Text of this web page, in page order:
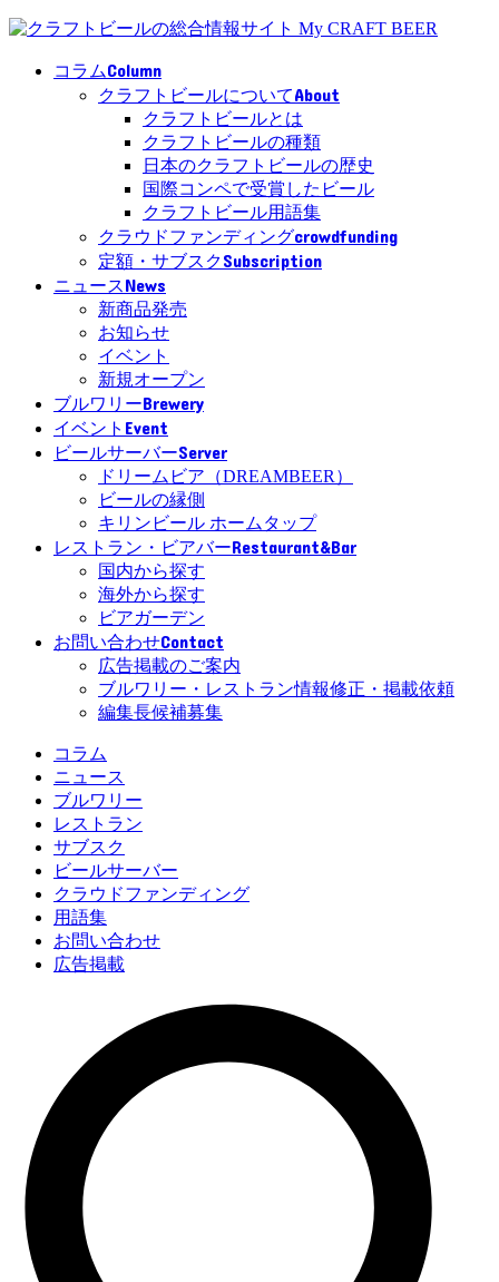
コラムColumn
クラフトビールについてAbout
クラフトビールとは
クラフトビールの種類
日本のクラフトビールの歴史
国際コンペで受賞したビール
クラフトビール用語集
クラウドファンディングcrowdfunding
定額・サブスクSubscription
ニュースNews
新商品発売
お知らせ
イベント
新規オープン
ブルワリーBrewery
イベント Event
ビールサーバーServer
ドリームビア（DREAMBEER）
ビールの縁側
キリンビール ホームタップ
レストラン・ビアバーRestaurant&Bar
国内から探す
海外から探す
ビアガーデン
お問い合わせContact
広告掲載のご案内
ブルワリー・レストラン情報修正・掲載依頼
編集長候補募集
コラム
ニュース
ブルワリー
レストラン
サブスク
ビールサーバー
クラウドファンディング
用語集
お問い合わせ
広告掲載